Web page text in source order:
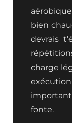
bien
devrais
charge
fonte.